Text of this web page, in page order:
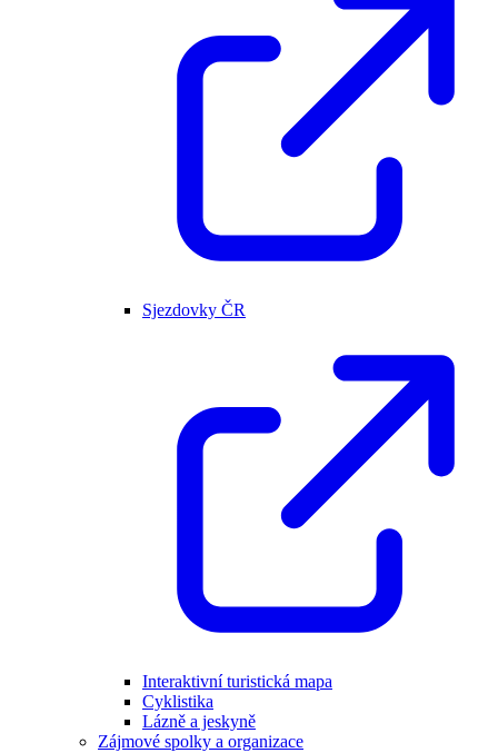
Sjezdovky ČR
Interaktivní turistická mapa
Cyklistika
Lázně a jeskyně
Zájmové spolky a organizace